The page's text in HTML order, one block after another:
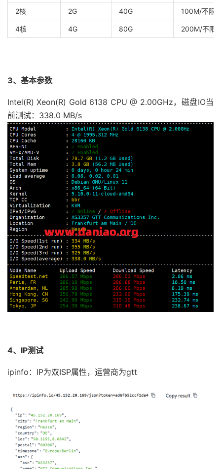
2核 2G 40G 100M/不限
4核 4G 80G 200M/不限
3、基本参数
Intel(R) Xeon(R) Gold 6138 CPU @ 2.00GHz，磁盘IO当
前测试：338.0 MB/s
4、IP测试
ipinfo：IP为双ISP属性，运营商为gtt